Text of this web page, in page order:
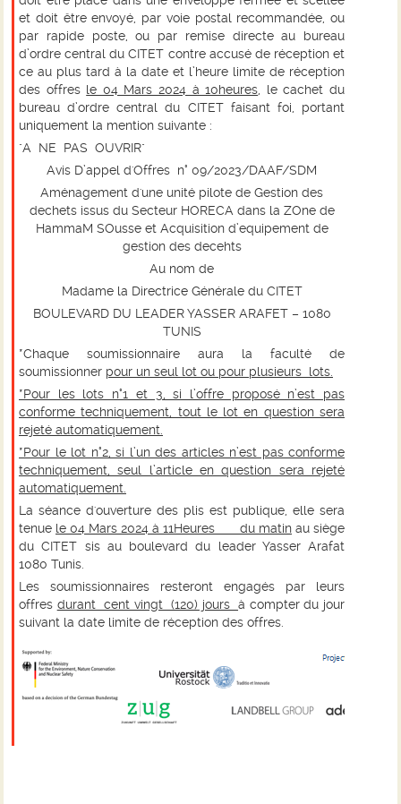
et doit être envoyé, par voie postal recommandée, ou
par rapide poste, ou par remise directe au bureau
d’ordre central du CITET contre accusé de réception et
ce au plus tard à la date et l’heure limite de réception
des offres le 04 Mars 2024 à 10heures , le cachet du
bureau d’ordre central du CITET faisant foi, portant
uniquement la mention suivante :
"A NE PAS OUVRIR"
Avis D’appel d'Offres n° 09/2023/DAAF/SDM
Aménagement d'une unité pilote de Gestion des
dechets issus du Secteur HORECA dans la ZOne de
HammaM SOusse et Acquisition d’equipement de
gestion des decehts
Au nom de
Madame la Directrice Générale du CITET
BOULEVARD DU LEADER YASSER ARAFET – 1080
TUNIS
*Chaque soumissionnaire aura la faculté de
soumissionner pour un seul lot ou pour plusieurs lots.
*Pour les lots n°1 et 3, si l’offre proposé n’est pas
conforme techniquement, tout le lot en question sera
rejeté automatiquement.
*Pour le lot n°2, si l’un des articles n’est pas conforme
techniquement, seul l’article en question sera rejeté
automatiquement.
La séance d'ouverture des plis est publique, elle sera
tenue le 04 Mars 2024 à 11Heures du matin au siège
du CITET sis au boulevard du leader Yasser Arafat
1080 Tunis.
Les soumissionnaires resteront engagés par leurs
offres durant cent vingt (120) joursà compter du jour
suivant la date limite de réception des offres.